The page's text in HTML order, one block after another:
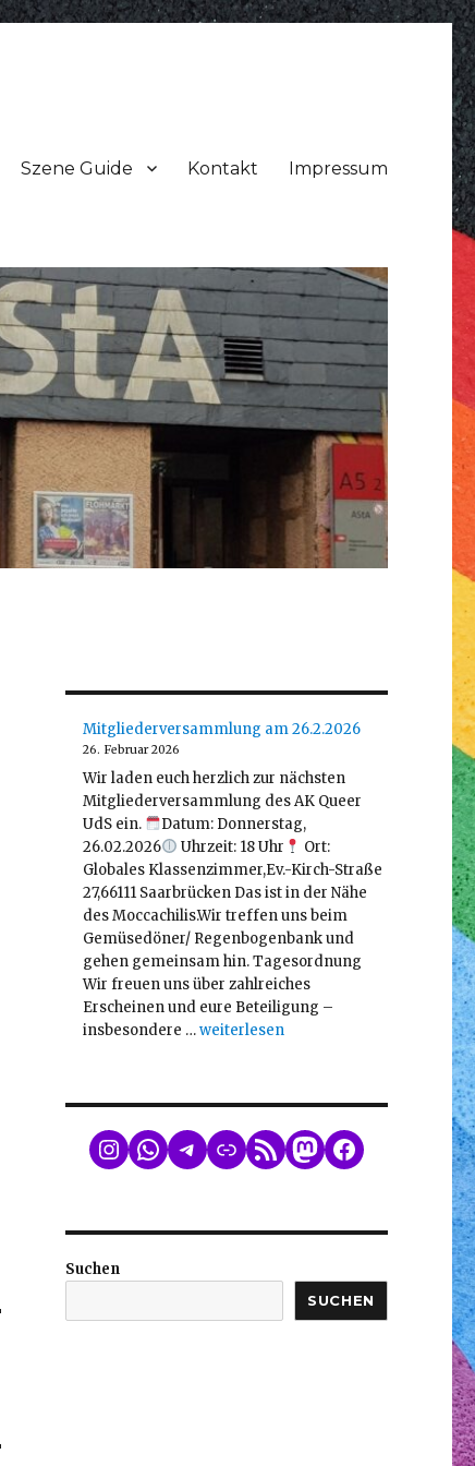
Szene Guide Kontakt Impressum
Mitgliederversammlung am 26.2.2026
26. Februar 2026
Wir laden euch herzlich zur nächsten
Mitgliederversammlung des AK Queer
UdS ein.
Datum: Donnerstag,
26.02.2026
Uhrzeit: 18 Uhr
Ort:
Globales Klassenzimmer,Ev.-Kirch-Straße
27,66111 Saarbrücken Das ist in der Nähe
des Moccachilis.Wir treffen uns beim
Gemüsedöner/ Regenbogenbank und
gehen gemeinsam hin. Tagesordnung
Wir freuen uns über zahlreiches
Erscheinen und eure Beteiligung –
insbesondere …„Mitgliederversammlung am
weiterlesen
WhatsApp
Telegram
LinkRSS FeedMastodon
Facebook
Suchen
SUCHEN